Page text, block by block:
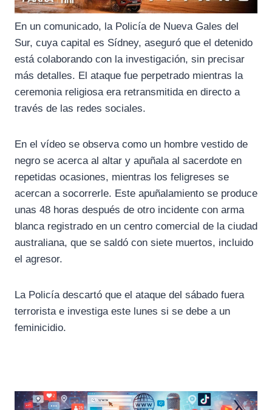
En un comunicado, la Policía de Nueva Gales del
Sur, cuya capital es Sídney, aseguró que el detenido
está colaborando con la investigación, sin precisar
más detalles. El ataque fue perpetrado mientras la
ceremonia religiosa era retransmitida en directo a
través de las redes sociales.
En el vídeo se observa como un hombre vestido de
negro se acerca al altar y apuñala al sacerdote en
repetidas ocasiones, mientras los feligreses se
acercan a socorrerle. Este apuñalamiento se produce
unas 48 horas después de otro incidente con arma
blanca registrado en un centro comercial de la ciudad
australiana, que se saldó con siete muertos, incluido
el agresor.
La Policía descartó que el ataque del sábado fuera
terrorista e investiga este lunes si se debe a un
feminicidio.